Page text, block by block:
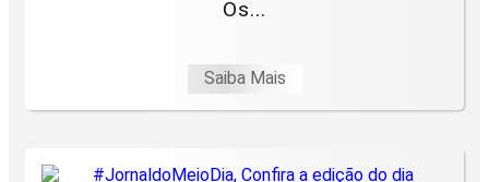
Os...
Saiba Mais